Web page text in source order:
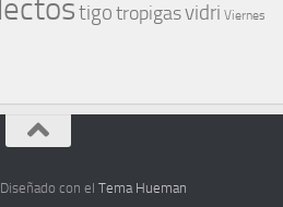
tigotropigasvidri Viernes
con elTema Hueman